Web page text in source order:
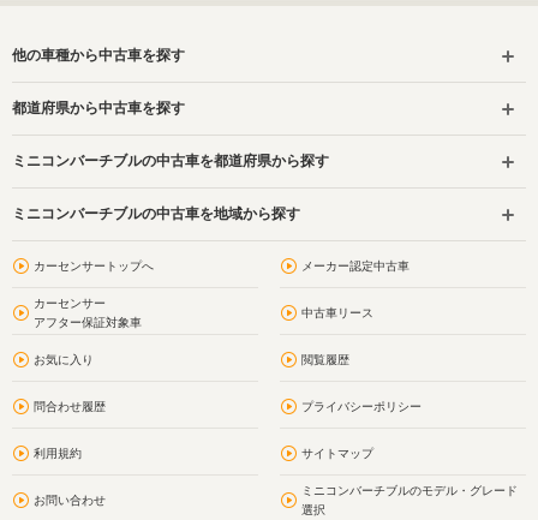
他の車種から中古車を探す
都道府県から中古車を探す
ミニコンバーチブルの中古車を都道府県から探す
ミニコンバーチブルの中古車を地域から探す
カーセンサートップへ メーカー認定中古車
カーセンサー
アフター保証対象車
中古車リース
お気に入り 閲覧履歴
問合わせ履歴 プライバシーポリシー
利用規約 サイトマップ
お問い合わせ
ミニコンバーチブルのモデル・グレード
選択